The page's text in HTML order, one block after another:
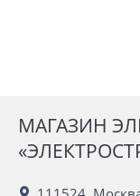
МАГАЗИН